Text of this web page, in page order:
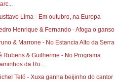
Lima - Em outubro, na Europa
Henrique & Fernando - Afoga o ganso
Bruno & Marrone‏ - No Estancia Alto da Serra
Rubens & Guilherme - No Programa
da Ro...
Teló - Xuxa ganha beijinho do cantor